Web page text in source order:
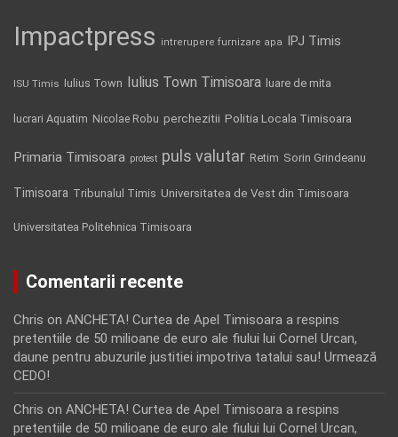
Impactpress intrerupere furnizare apa IPJ Timis
ISU Timis Iulius Town Iulius Town Timisoara luare de mita
lucrari Aquatim Nicolae Robu perchezitii Politia Locala Timisoara
Primaria Timisoara protest puls valutar Retim Sorin Grindeanu
Timisoara Tribunalul Timis Universitatea de Vest din Timisoara
Universitatea Politehnica Timisoara
Comentarii recente
Chris on ANCHETA! Curtea de Apel Timisoara a respins
pretentiile de 50 milioane de euro ale fiului lui Cornel Urcan,
daune pentru abuzurile justitiei impotriva tatalui sau! Urmează
CEDO!
Chris on ANCHETA! Curtea de Apel Timisoara a respins
pretentiile de 50 milioane de euro ale fiului lui Cornel Urcan,